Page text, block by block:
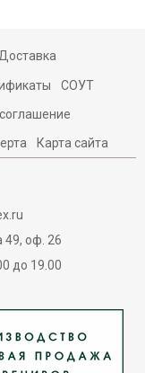
СОУТ
Карта сайта
49, оф. 26
до 19.00